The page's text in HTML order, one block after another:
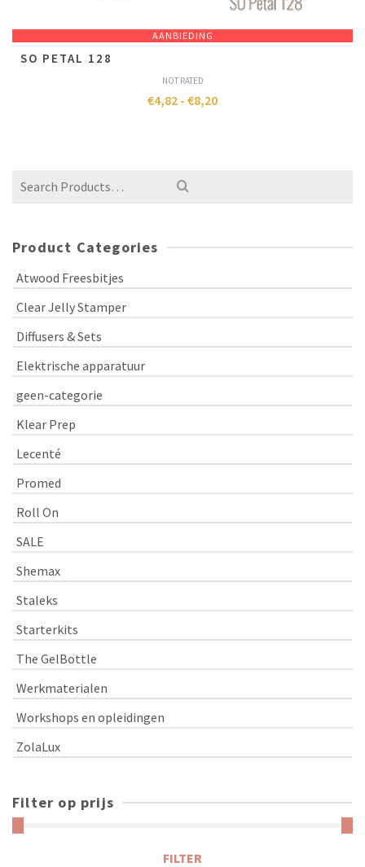
AANBIEDING
SO PETAL 128
NOT RATED
€4,82 - €8,20
Product Categories
Atwood Freesbitjes
Clear Jelly Stamper
Diffusers & Sets
Elektrische apparatuur
geen-categorie
Klear Prep
Lecenté
Promed
Roll On
SALE
Shemax
Staleks
Starterkits
The GelBottle
Werkmaterialen
Workshops en opleidingen
ZolaLux
Filter op prijs
FILTER